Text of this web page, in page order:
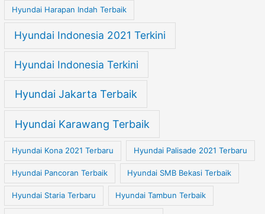
Hyundai Harapan Indah Terbaik
Hyundai Indonesia 2021 Terkini
Hyundai Indonesia Terkini
Hyundai Jakarta Terbaik
Hyundai Karawang Terbaik
Hyundai Kona 2021 Terbaru Hyundai Palisade 2021 Terbaru
Hyundai Pancoran Terbaik Hyundai SMB Bekasi Terbaik
Hyundai Staria Terbaru Hyundai Tambun Terbaik